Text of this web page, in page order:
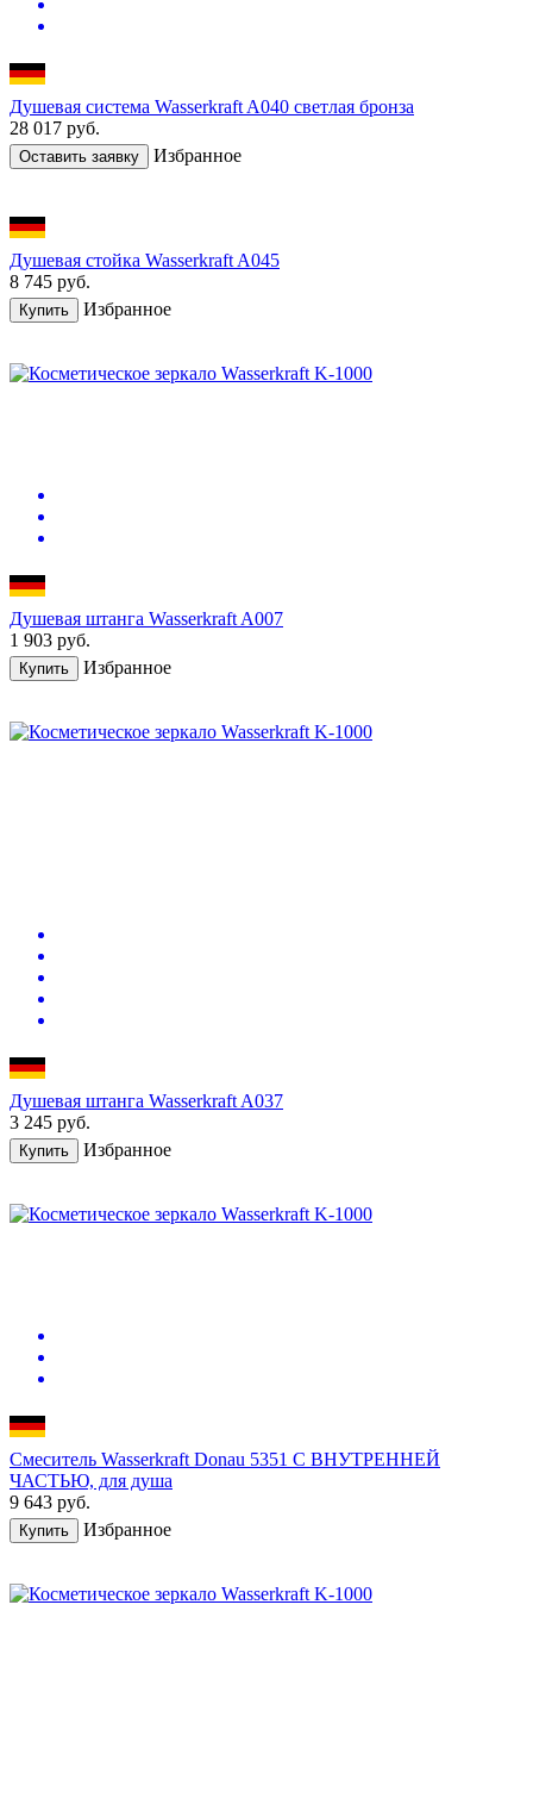
Душевая система Wasserkraft A040 светлая бронза
28 017 руб.
Оставить заявку Избранное
Душевая стойка Wasserkraft A045
8 745 руб.
Купить Избранное
Душевая штанга Wasserkraft A007
1 903 руб.
Купить Избранное
Душевая штанга Wasserkraft A037
3 245 руб.
Купить Избранное
Смеситель Wasserkraft Donau 5351 С ВНУТРЕННЕЙ
ЧАСТЬЮ, для душа
9 643 руб.
Купить Избранное